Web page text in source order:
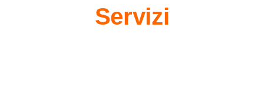
Servizi